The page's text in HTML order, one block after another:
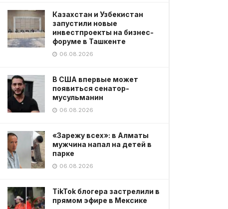
Казахстан и Узбекистан
запустили новые
инвестпроекты на бизнес-
форуме в Ташкенте
06.08.2026
В США впервые может
появиться сенатор-
мусульманин
06.08.2026
«Зарежу всех»: в Алматы
мужчина напал на детей в
парке
06.08.2026
TikTok блогера застрелили в
прямом эфире в Мексике